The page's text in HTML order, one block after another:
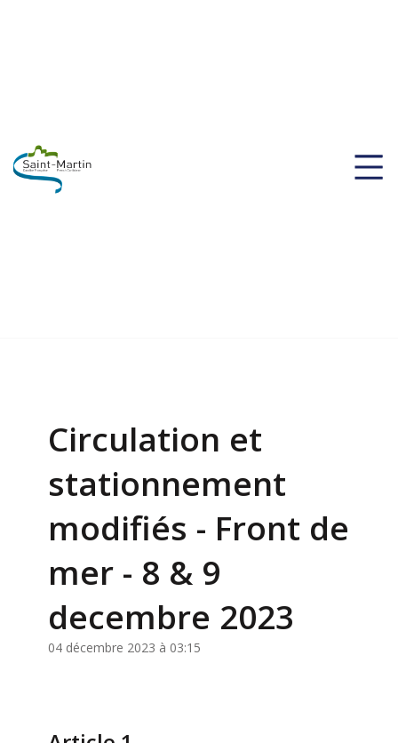
Circulation et
stationnement
modifiés - Front de
mer - 8 & 9
decembre 2023
04 décembre 2023 à 03:15